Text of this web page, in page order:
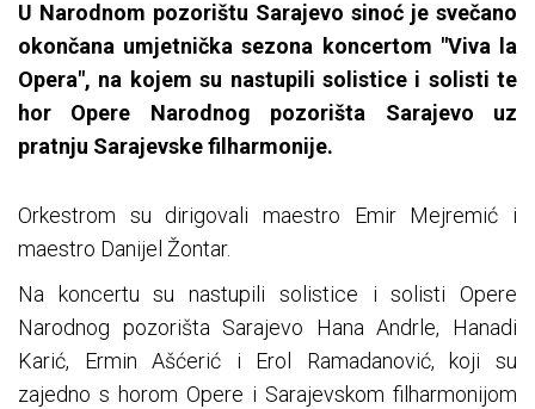
U Narodnom pozorištu Sarajevo sinoć je svečano
okončana umjetnička sezona koncertom "Viva la
Opera", na kojem su nastupili solistice i solisti te
hor Opere Narodnog pozorišta Sarajevo uz
pratnju Sarajevske filharmonije.
Orkestrom su dirigovali maestro Emir Mejremić i
maestro Danijel Žontar.
Na koncertu su nastupili solistice i solisti Opere
Narodnog pozorišta Sarajevo Hana Andrle, Hanadi
Karić, Ermin Ašćerić i Erol Ramadanović, koji su
zajedno s horom Opere i Sarajevskom filharmonijom